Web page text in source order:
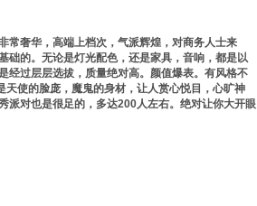
奢华，高端上档次，气派辉煌，对商务人士来
础的。无论是灯光配色，还是家具，音响，都是以
经过层层选拔，质量绝对高。颜值爆表。有风格不
使的脸庞，魔鬼的身材，让人赏心悦目，心旷神
派对也是很足的，多达200人左右。绝对让你大开眼